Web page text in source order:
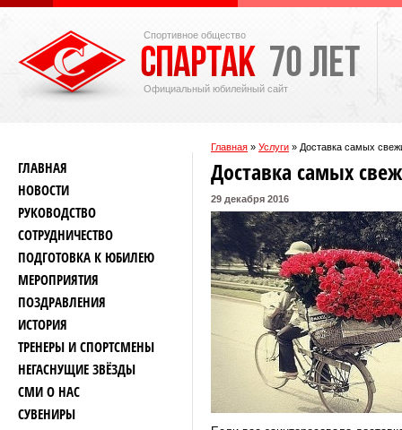
Спортивное общество
Официальный юбилейный сайт
Главная » Услуги » Доставка самых
ГЛАВНАЯ
НОВОСТИ
РУКОВОДСТВО
СОТРУДНИЧЕСТВО
ПОДГОТОВКА К ЮБИЛЕЮ
МЕРОПРИЯТИЯ
ПОЗДРАВЛЕНИЯ
ИСТОРИЯ
ТРЕНЕРЫ И СПОРТСМЕНЫ
НЕГАСНУЩИЕ ЗВЁЗДЫ
СМИ О НАС
СУВЕНИРЫ
Доставка самых
29 декабря 2016